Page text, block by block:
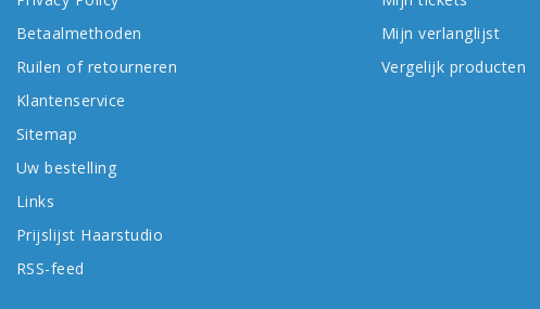
Betaalmethoden
Ruilen of retourneren
Klantenservice
Sitemap
Uw bestelling
Links
Prijslijst Haarstudio
RSS-feed
Mijn verlanglijst
Vergelijk producten